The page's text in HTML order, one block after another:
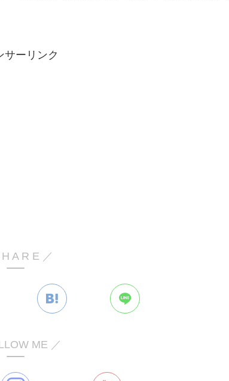
サーリンク
A R E ／
ME ／